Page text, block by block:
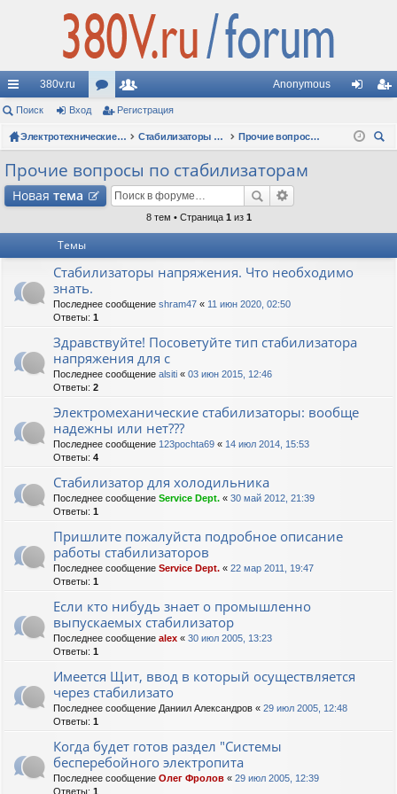
с
ы
лк
380v.ru
ор
ум
ол
ьз
ат
Anonymous
д ис
Поиск Вход Регистрация
Электротехнические форумы Стабилизаторы напряжения
Прочие вопросы по стабилизаторам
Прочие вопросы по стабилизаторам
Новая тема
8 тем • Страница 1 из 1
Темы
Стабилизаторы напряжения. Что необходимо
знать.
Последнее сообщение shram47 « 11 июн 2020, 02:50
Ответы: 1
Здравствуйте! Посоветуйте тип стабилизатора
напряжения для с
Последнее сообщение alsiti « 03 июн 2015, 12:46
Ответы: 2
Электромеханические стабилизаторы: вообще
надежны или нет???
Последнее сообщение 123pochta69 « 14 июл 2014, 15:53
Ответы: 4
Стабилизатор для холодильника
Последнее сообщение Service Dept. « 30 май 2012, 21:39
Ответы: 1
Пришлите пожалуйста подробное описание
работы стабилизаторов
Последнее сообщение Service Dept. « 22 мар 2011, 19:47
Ответы: 1
Если кто нибудь знает о промышленно
выпускаемых стабилизатор
Последнее сообщение alex « 30 июл 2005, 13:23
Ответы: 1
Имеется Щит, ввод в который осуществляется
через стабилизато
Последнее сообщение Даниил Александров « 29 июл 2005, 12:48
Ответы: 1
Когда будет готов раздел "Системы
бесперебойного электропита
Последнее сообщение Олег Фролов « 29 июл 2005, 12:39
Ответы: 1